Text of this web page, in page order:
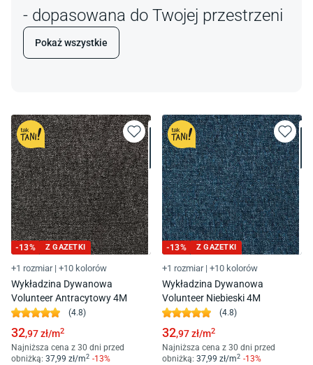
- dopasowana do Twojej przestrzeni
Pokaż wszystkie
-13% Z GAZETKI
+1 rozmiar | +10 kolorów
Wykładzina Dywanowa
Volunteer Antracytowy 4M
(4.8)
32,97zł/m2
Najniższa cena z 30 dni przed
obniżką: 37,99 zł/m2 -13%
-13% Z GAZETKI
+1 rozmiar | +10 kolorów
Wykładzina Dywanowa
Volunteer Niebieski 4M
(4.8)
32,97zł/m2
Najniższa cena z 30 dni przed
obniżką: 37,99 zł/m2 -13%